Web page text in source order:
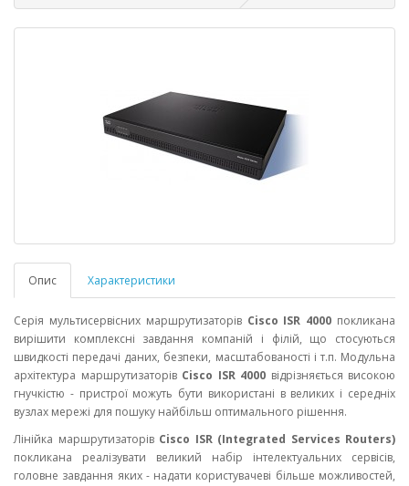
Опис Характеристики
Серія мультисервісних маршрутизаторів Cisco ISR 4000 покликана
вирішити комплексні завдання компаній і філій, що стосуються
швидкості передачі даних, безпеки, масштабованості і т.п. Модульна
архітектура маршрутизаторів Cisco ISR 4000 відрізняється високою
гнучкістю - пристрої можуть бути використані в великих і середніх
вузлах мережі для пошуку найбільш оптимального рішення.
Лінійка маршрутизаторів Cisco ISR (Integrated Services Routers)
покликана реалізувати великий набір інтелектуальних сервісів,
головне завдання яких - надати користувачеві більше можливостей,